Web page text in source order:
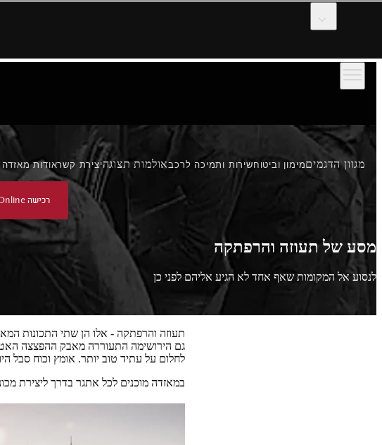
מגוון הדגמיםמימון וביטוחשירות ותמיכה לרכבאולמות תצוגהיצירת קשראודות מאזדה
רכישה Online
מסע של תעוזה והרפתקה
לנסוע אל המקומות שאף אחד לא הגיע אליהם לפני כן
באהבה ובאומץ מהירושימה
תעוזה והרפתקה - אלו הן שתי התכונות
גם הירושימה התעוררה מאבק ההפצצה
לחלום על עתיד טוב יותר. אומץ וכוח סבל
במאזדה מוכנים לכל אתגר בדרך ליצירת